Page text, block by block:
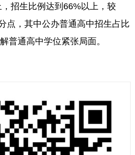
招生比例达到66%以上，较
点，其中公办普通高中招生占比
普通高中学位紧张局面。